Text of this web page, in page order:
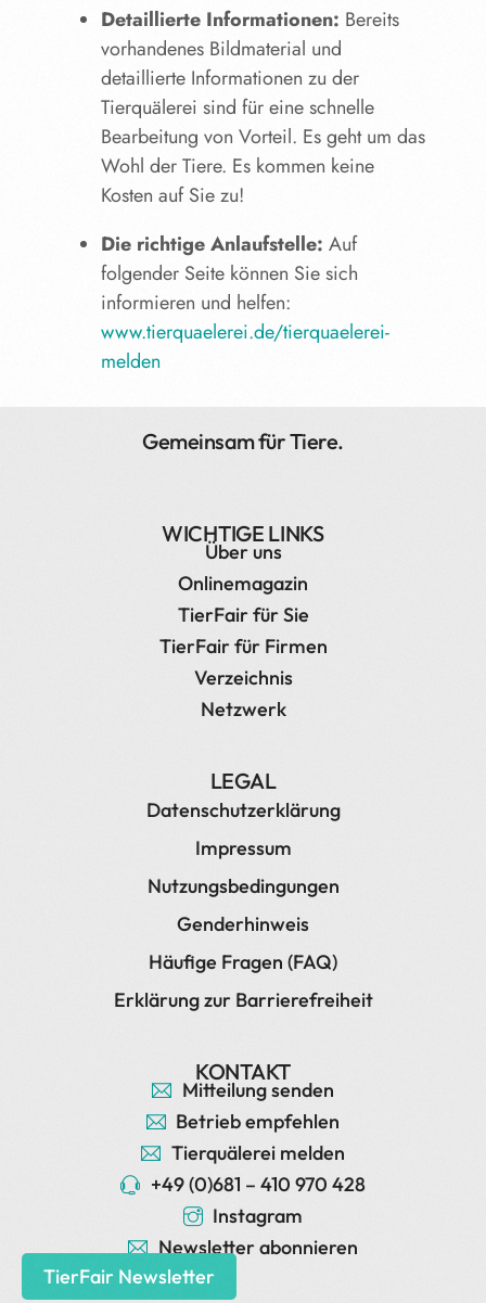
Detaillierte Informationen: Bereits
vorhandenes Bildmaterial und
detaillierte Informationen zu der
Tierquälerei sind für eine schnelle
Bearbeitung von Vorteil. Es geht um das
Wohl der Tiere. Es kommen keine
Kosten auf Sie zu!
Die richtige Anlaufstelle: Auf
folgender Seite können Sie sich
informieren und helfen:
www.tierquaelerei.de/tierquaelerei-
melden
Gemeinsam für Tiere.
WICHTIGE LINKS
Über uns
Onlinemagazin
TierFair für Sie
TierFair für Firmen
Verzeichnis
Netzwerk
LEGAL
Datenschutzerklärung
Impressum
Nutzungsbedingungen
Genderhinweis
Häufige Fragen (FAQ)
Erklärung zur Barrierefreiheit
KONTAKT
Mitteilung senden
Betrieb empfehlen
Tierquälerei melden
+49 (0)681 – 410 970 428
Instagram
Newsletter abonnieren
TierFair Newsletter
Kontakt